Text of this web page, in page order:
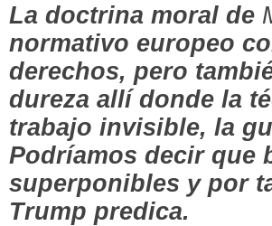
La doctrina moral de
normativo europeo
derechos, pero
dureza allí donde la
trabajo invisible, la
Podríamos decir que
superponibles y por
Trump predica.